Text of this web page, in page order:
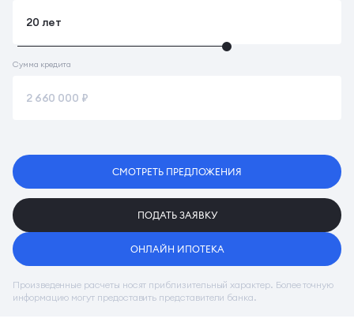
Сумма кредита
СМОТРЕТЬ ПРЕДЛОЖЕНИЯ
ПОДАТЬ ЗАЯВКУ
ОНЛАЙН ИПОТЕКА
Произведенные расчеты носят приблизительный характер. Более точную
информацию могут предоставить представители банка.